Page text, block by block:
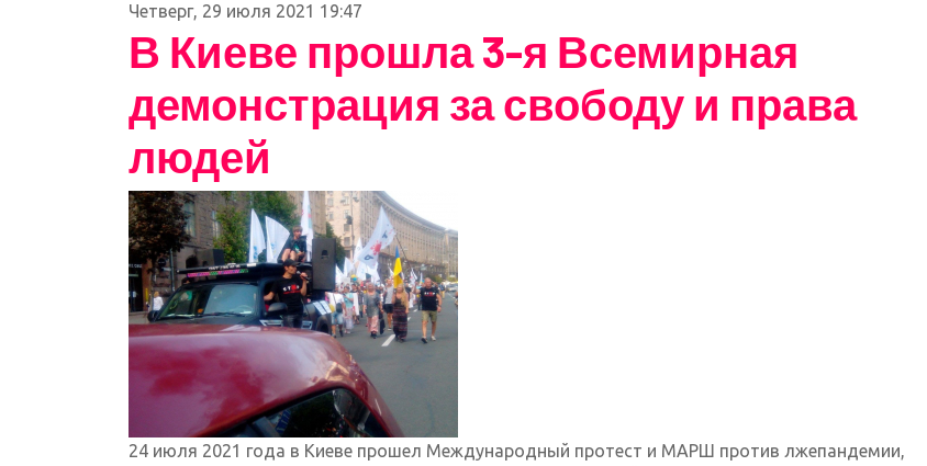
Четверг, 29 июля 2021 19:47
В Киеве прошла 3-я Всемирная
демонстрация за свободу и права
людей
24 июля 2021 года в Киеве прошел Международный протест и МАРШ против лжепандемии,